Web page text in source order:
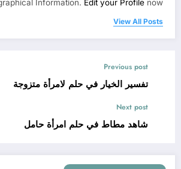
Information. Edit your Profile now.
View All Posts
Previous post
تفسير الخيار في حلم لامرأة متزوجة
Next post
شاهد مطاط في حلم امرأة حامل